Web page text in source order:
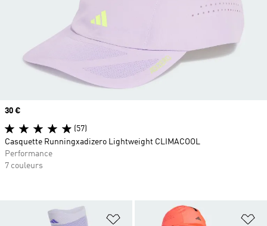
Ajouter à la Liste de produits
Prix
30 €
(57)
Casquette Runningxadizero Lightweight CLIMACOOL
Performance
7 couleurs